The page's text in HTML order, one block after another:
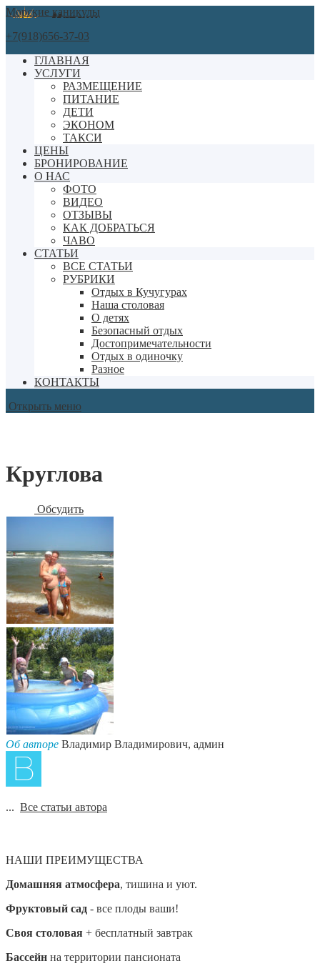
Морские каникулы
+7(918)656-37-03
ГЛАВНАЯ
УСЛУГИ
РАЗМЕЩЕНИЕ
ПИТАНИЕ
ДЕТИ
ЭКОНОМ
ТАКСИ
ЦЕНЫ
БРОНИРОВАНИЕ
О НАС
ФОТО
ВИДЕО
ОТЗЫВЫ
КАК ДОБРАТЬСЯ
ЧАВО
СТАТЬИ
ВСЕ СТАТЬИ
РУБРИКИ
Отдых в Кучугурах
Наша столовая
О детях
Безопасный отдых
Достопримечательности
Отдых в одиночку
Разное
КОНТАКТЫ
Открыть меню
Круглова
Обсудить
Об авторе Владимир Владимирович, админ
... Все статьи автора
НАШИ ПРЕИМУЩЕСТВА
Домашняя атмосфера, тишина и уют.
Фруктовый сад - все плоды ваши!
Своя столовая + бесплатный завтрак
Бассейн на территории пансионата